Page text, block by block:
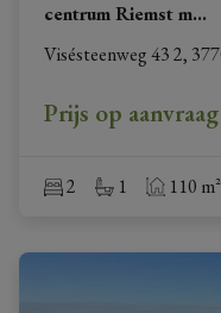
centrum Riemst m...
Visésteenweg 43 2,
Prijs op aanvraag
2 1 110 m²